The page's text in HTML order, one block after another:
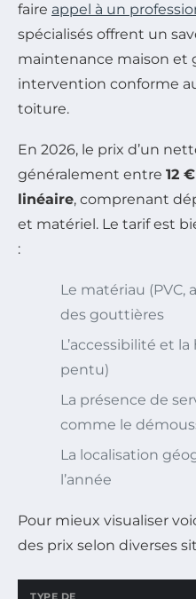
faire appel à un
spécialisés offrent un
maintenance maison et
intervention conforme
toiture.
En 2026, le prix d’un
généralement entre 12
linéaire, comprenant
et matériel. Le tarif est
:
Le matériau (PVC,
des gouttières
L’accessibilité et
pentu)
La présence de
comme le
La localisation
l’année
Pour mieux visualiser
des prix selon diverses